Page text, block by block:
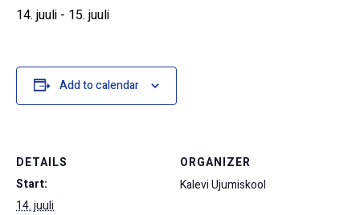
14. juuli - 15. juuli
Add to calendar
DETAILS
Start:
14. juuli
ORGANIZER
Kalevi Ujumiskool